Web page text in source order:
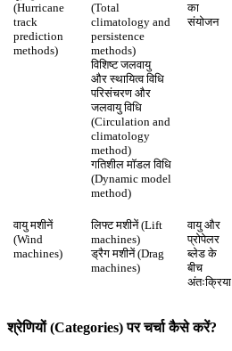
(Hurricane
track
prediction
methods)
(Total
climatology and
persistence
methods)
विशिष्ट जलवायु
और स्थायित्व विधि
परिसंचरण और
जलवायु विधि
(Circulation and
climatology
method)
गतिशील मॉडल विधि
(Dynamic model
method)
का
संयोजन
वायु मशीनें
(Wind
machines)
लिफ्ट मशीनें (Lift
machines)
ड्रैग मशीनें (Drag
machines)
वायु और
प्रोपेलर
ब्लेड के
बीच
अंतःक्रिया
श्रेणियों (Categories) पर चर्चा कैसे करें?